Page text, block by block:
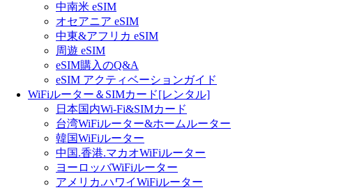
中南米 eSIM
オセアニア eSIM
中東&アフリカ eSIM
周遊 eSIM
eSIM購入のQ&A
eSIM アクティベーションガイド
WiFiルーター＆SIMカード[レンタル]
日本国内Wi-Fi&SIMカード
台湾WiFiルーター&ホームルーター
韓国WiFiルーター
中国.香港.マカオWiFiルーター
ヨーロッバWiFiルーター
アメリカ.ハワイWiFiルーター